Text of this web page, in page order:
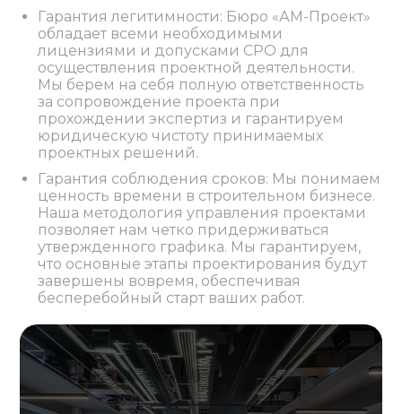
Гарантия легитимности: Бюро «АМ-Проект»
обладает всеми необходимыми
лицензиями и допусками СРО для
осуществления проектной деятельности.
Мы берем на себя полную ответственность
за сопровождение проекта при
прохождении экспертиз и гарантируем
юридическую чистоту принимаемых
проектных решений.
Гарантия соблюдения сроков: Мы понимаем
ценность времени в строительном бизнесе.
Наша методология управления проектами
позволяет нам четко придерживаться
утвержденного графика. Мы гарантируем,
что основные этапы проектирования будут
завершены вовремя, обеспечивая
бесперебойный старт ваших работ.